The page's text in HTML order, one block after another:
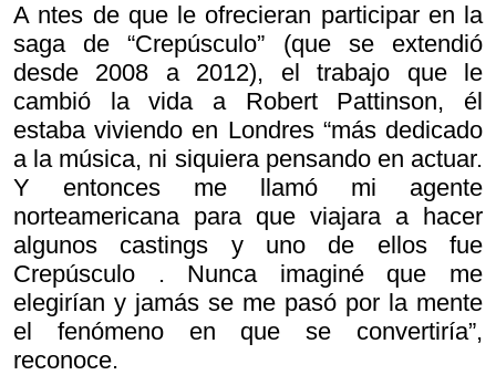
A ntes de que le ofrecieran participar en la
saga de “Crepúsculo” (que se extendió
desde 2008 a 2012), el trabajo que le
cambió la vida a Robert Pattinson, él
estaba viviendo en Londres “más dedicado
a la música, ni siquiera pensando en actuar.
Y entonces me llamó mi agente
norteamericana para que viajara a hacer
algunos castings y uno de ellos fue
Crepúsculo . Nunca imaginé que me
elegirían y jamás se me pasó por la mente
el fenómeno en que se convertiría”,
reconoce.